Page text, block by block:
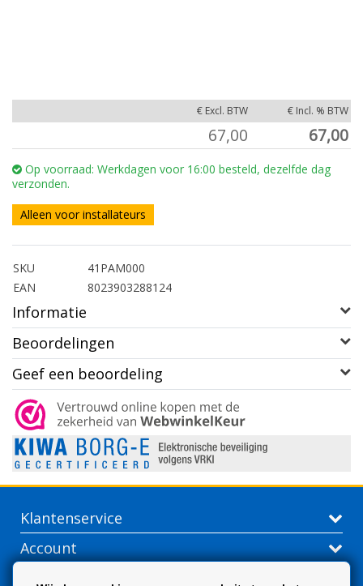
€ Excl. BTW € Incl. % BTW
67,00 67,00
Op voorraad: Werkdagen voor 16:00 besteld, dezelfde dag
verzonden.
Alleen voor installateurs
SKU
41PAM000
EAN
8023903288124
Informatie
Beoordelingen
Geef een beoordeling
Klantenservice
Account